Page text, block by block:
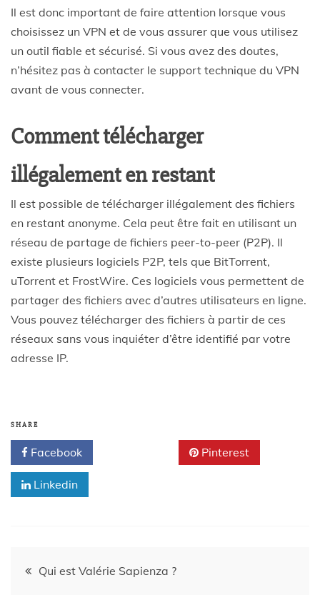
Il est donc important de faire attention lorsque vous
choisissez un VPN et de vous assurer que vous utilisez
un outil fiable et sécurisé. Si vous avez des doutes,
n’hésitez pas à contacter le support technique du VPN
avant de vous connecter.
Comment télécharger
illégalement en restant
Il est possible de télécharger illégalement des fichiers
en restant anonyme. Cela peut être fait en utilisant un
réseau de partage de fichiers peer-to-peer (P2P). Il
existe plusieurs logiciels P2P, tels que BitTorrent,
uTorrent et FrostWire. Ces logiciels vous permettent de
partager des fichiers avec d’autres utilisateurs en ligne.
Vous pouvez télécharger des fichiers à partir de ces
réseaux sans vous inquiéter d’être identifié par votre
adresse IP.
SHARE
Facebook Pinterest
Linkedin
Qui est Valérie Sapienza ?